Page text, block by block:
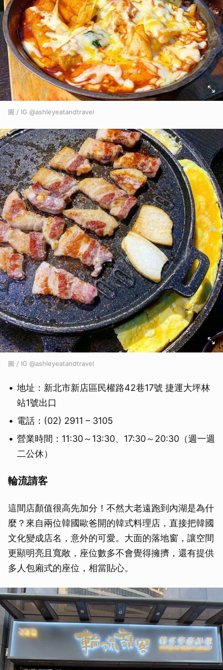
圖 / IG @ashleyeatandtravel
圖 / IG @ashleyeatandtravel
地址：新北市新店區民權路42巷17號 捷運大坪林
站1號出口
電話：(02) 2911 – 3105
營業時間：11:30～13:30、17:30～20:30（週一週
二公休）
輪流請客
這間店顏值很高先加分！不然大老遠跑到內湖是為什
麼？來自兩位韓國歐爸開的韓式料理店，直接把韓國
文化變成店名，意外的可愛。大面的落地窗，讓空間
更顯明亮且寬敞，座位數多不會覺得擁擠，還有提供
多人包廂式的座位，相當貼心。